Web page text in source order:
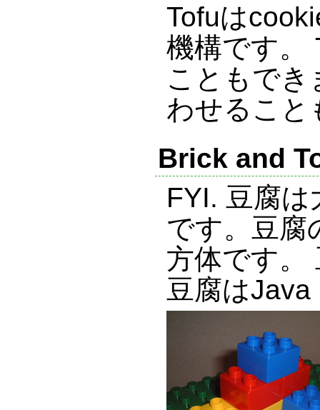
Tofuは
機構です。
こともでき
わせること
Brick and
FYI. 豆腐
です。豆腐
方体です。
豆腐は